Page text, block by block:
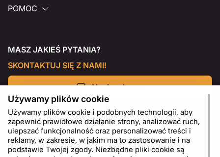
POMOC
MASZ JAKIEŚ PYTANIA?
SKONTAKTUJ SIĘ Z NAMI!
Napisz do nas
Używamy plików cookie
Używamy plików cookie i podobnych technologii, aby
zapewnić prawidłowe działanie strony, analizować ruch,
ulepszać funkcjonalność oraz personalizować treści i
reklamy, w zakresie, w jakim ma to zastosowanie i na
podstawie Twojej zgody. Niezbędne pliki cookie są